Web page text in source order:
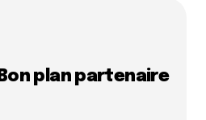
Bon plan partenaire